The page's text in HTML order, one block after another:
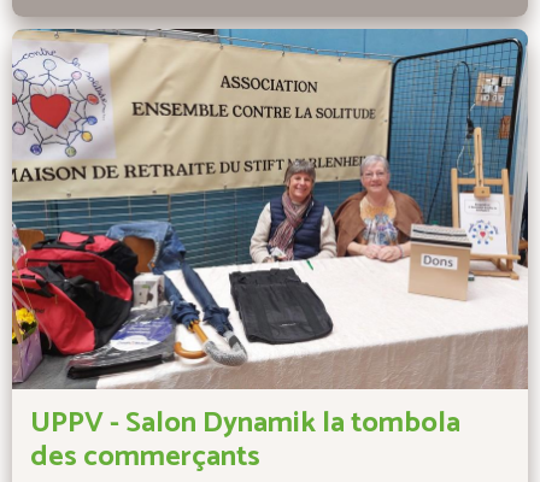
UPPV - Salon Dynamik la tombola
des commerçants